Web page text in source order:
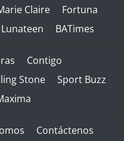
Claire
Fortuna
Lunateen BATimes
Contigo
Stone
Sport Buzz
Contáctenos